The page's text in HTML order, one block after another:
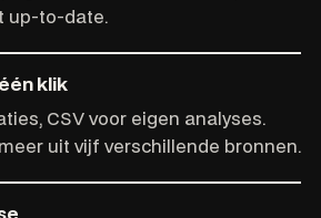
up-to-date.
klik
CSV voor eigen analyses.
uit vijf verschillende bronnen.